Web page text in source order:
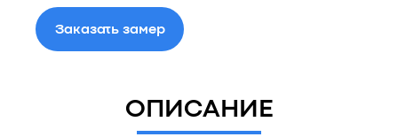
Заказать замер
ОПИСАНИЕ